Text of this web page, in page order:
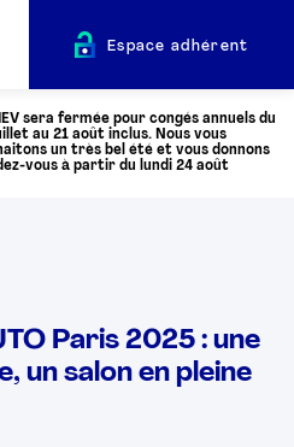
Espace adhérent
sera fermée pour congés annuels du
au 21 août inclus. Nous vous
un très bel été et vous donnons
vous à partir du lundi 24 août
Paris 2025 : une
un salon en pleine